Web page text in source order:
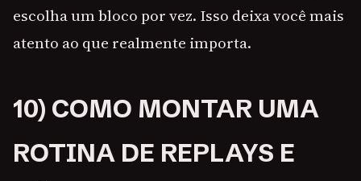
escolha um bloco por vez. Isso deixa você mais
atento ao que realmente importa.
10) COMO MONTAR UMA
ROTINA DE REPLAYS E